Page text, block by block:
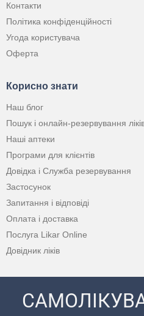
Контакти
Політика конфіденційності
Угода користувача
Оферта
Корисно знати
Наш блог
Пошук і онлайн-резервування
Наші аптеки
Програми для клієнтів
Довідка і Служба резервування
Застосунок
Запитання і відповіді
Оплата і доставка
Послуга Likar Online
Довідник ліків